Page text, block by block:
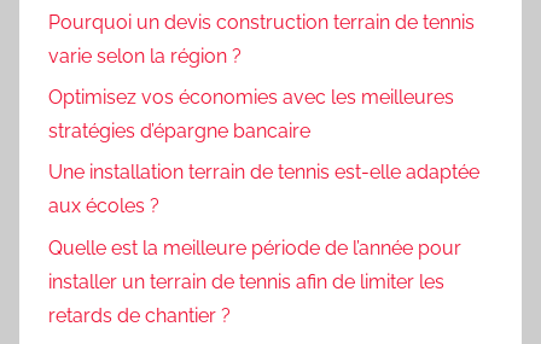
Pourquoi un devis construction terrain de tennis
varie selon la région ?
Optimisez vos économies avec les meilleures
stratégies d’épargne bancaire
Une installation terrain de tennis est-elle adaptée
aux écoles ?
Quelle est la meilleure période de l’année pour
installer un terrain de tennis afin de limiter les
retards de chantier ?